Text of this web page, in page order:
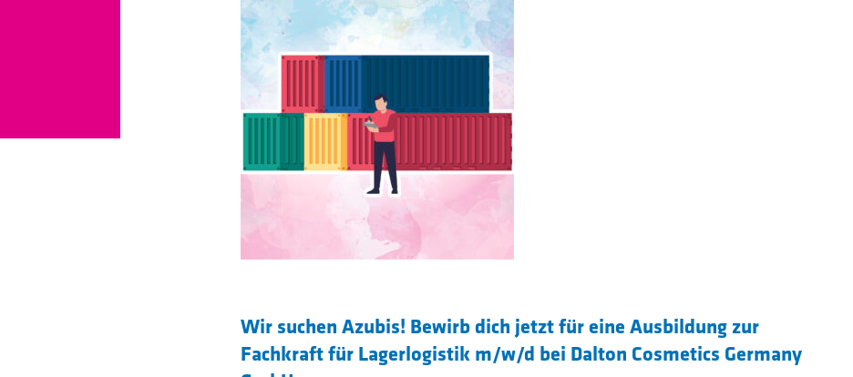
Wir suchen Azubis! Bewirb dich jetzt für eine Ausbildung zur
Fachkraft für Lagerlogistik m/w/d bei Dalton Cosmetics Germany